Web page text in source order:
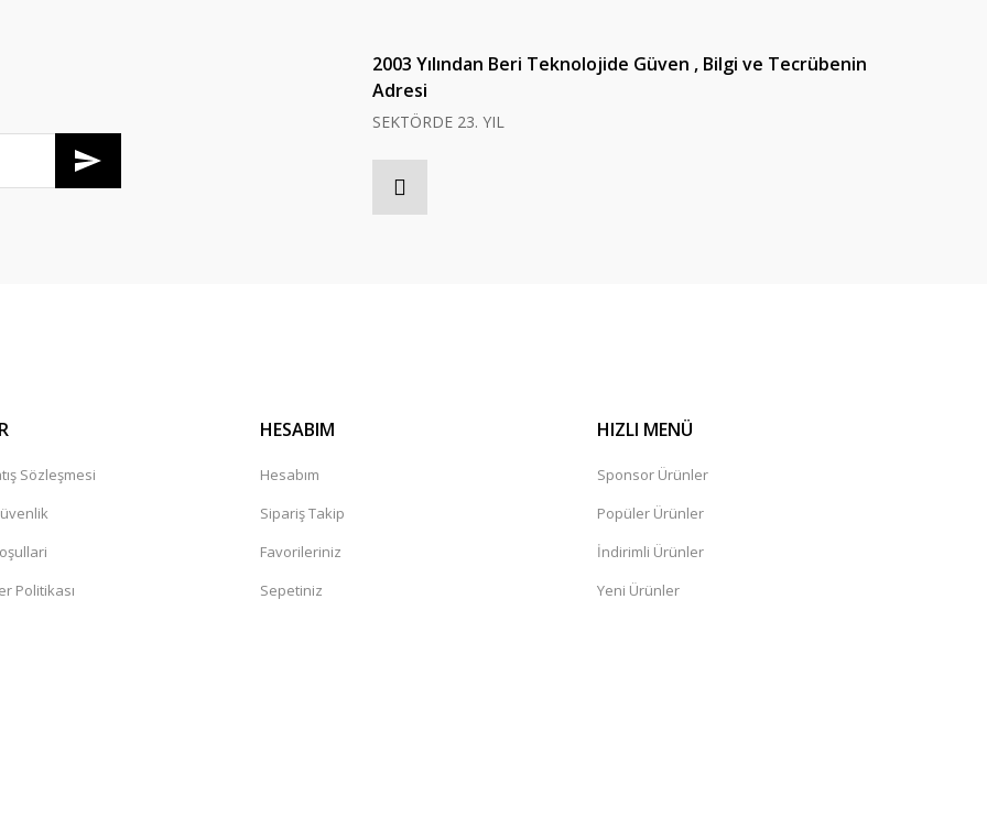
2003 Yılından Beri Teknolojide Güven , Bilgi ve Tecrübenin
Adresi
SEKTÖRDE 23. YIL
Sözleşmesi
Politikası
HESABIM
Hesabım
Sipariş Takip
Favorileriniz
Sepetiniz
HIZLI MENÜ
Sponsor Ürünler
Popüler Ürünler
İndirimli Ürünler
Yeni Ürünler